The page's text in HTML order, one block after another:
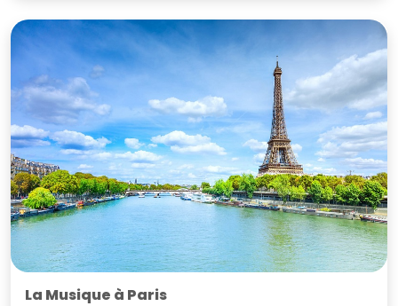
La Musique à Paris